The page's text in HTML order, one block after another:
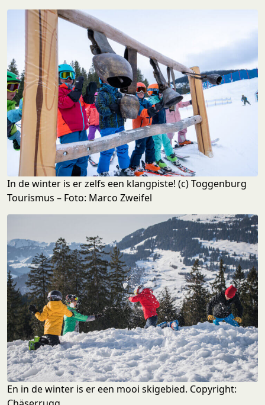
In de winter is er zelfs een klangpiste! (c) Toggenburg
Tourismus – Foto: Marco Zweifel
En in de winter is er een mooi skigebied. Copyright: